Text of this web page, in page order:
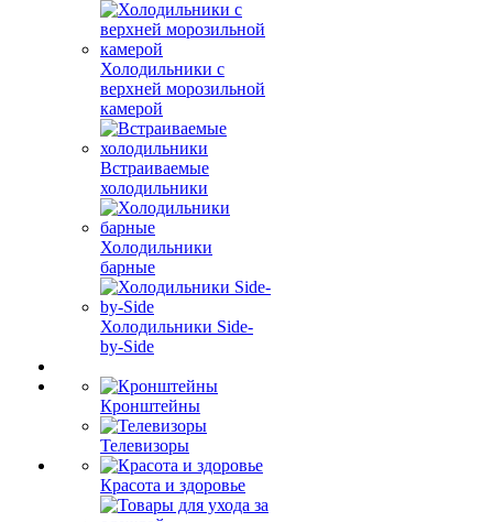
Холодильники с
верхней морозильной
камерой
Встраиваемые
холодильники
Холодильники
барные
Холодильники Side-
by-Side
Кронштейны
Телевизоры
Красота и здоровье